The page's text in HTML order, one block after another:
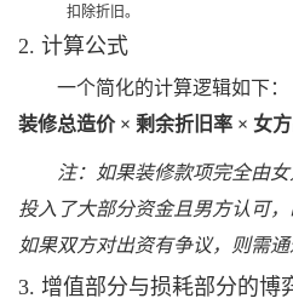
扣除折旧。
2. 计算公式
一个简化的计算逻辑如下：
装修总造价 × 剩余折旧率 × 女
注：如果装修款项完全由
投入了大部分资金且男方认可，
如果双方对出资有争议，则需通
3. 增值部分与损耗部分的博